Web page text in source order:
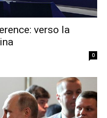
verso la
0